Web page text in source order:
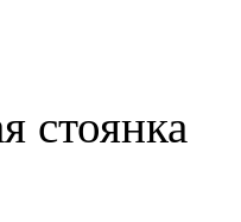
стоянка